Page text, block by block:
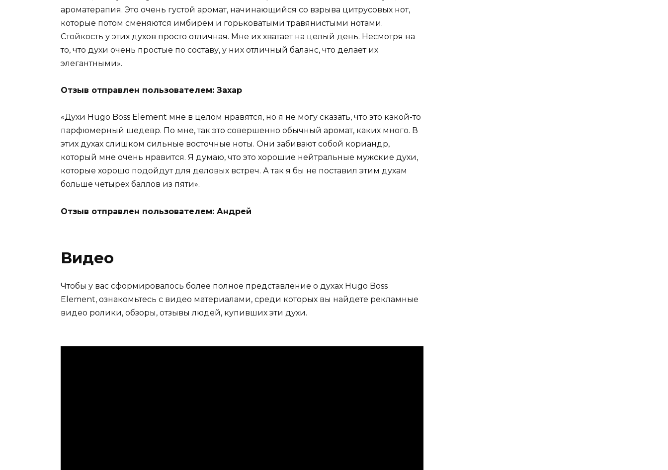
ароматерапия. Это очень густой аромат, начинающийся со взрыва цитрусовых нот,
которые потом сменяются имбирем и горьковатыми травянистыми нотами.
Стойкость у этих духов просто отличная. Мне их хватает на целый день. Несмотря на
то, что духи очень простые по составу, у них отличный баланс, что делает их
элегантными».
Отзыв отправлен пользователем: Захар
«Духи Hugo Boss Element мне в целом нравятся, но я не могу сказать, что это какой-то
парфюмерный шедевр. По мне, так это совершенно обычный аромат, каких много. В
этих духах слишком сильные восточные ноты. Они забивают собой кориандр,
который мне очень нравится. Я думаю, что это хорошие нейтральные мужские духи,
которые хорошо подойдут для деловых встреч. А так я бы не поставил этим духам
больше четырех баллов из пяти».
Отзыв отправлен пользователем: Андрей
Видео
Чтобы у вас сформировалось более полное представление о духах Hugo Boss
Element, ознакомьтесь с видео материалами, среди которых вы найдете рекламные
видео ролики, обзоры, отзывы людей, купивших эти духи.